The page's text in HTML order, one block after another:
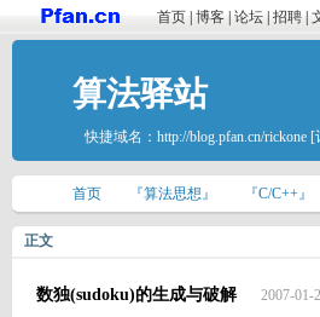
首页 博客 论坛 招聘
算法驿站
快捷域名： http://blog.pfan.cn/rickone [
首页 『算法思想』 『C/C++』
正文
数独(sudoku)的生成与破解 2007-01-